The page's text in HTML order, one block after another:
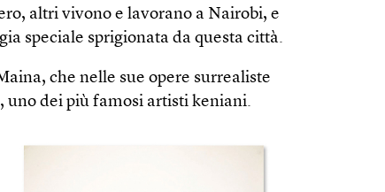
altri vivono e lavorano a Nairobi, e
speciale sprigionata da questa città.
che nelle sue opere surrealiste
uno dei più famosi artisti keniani.